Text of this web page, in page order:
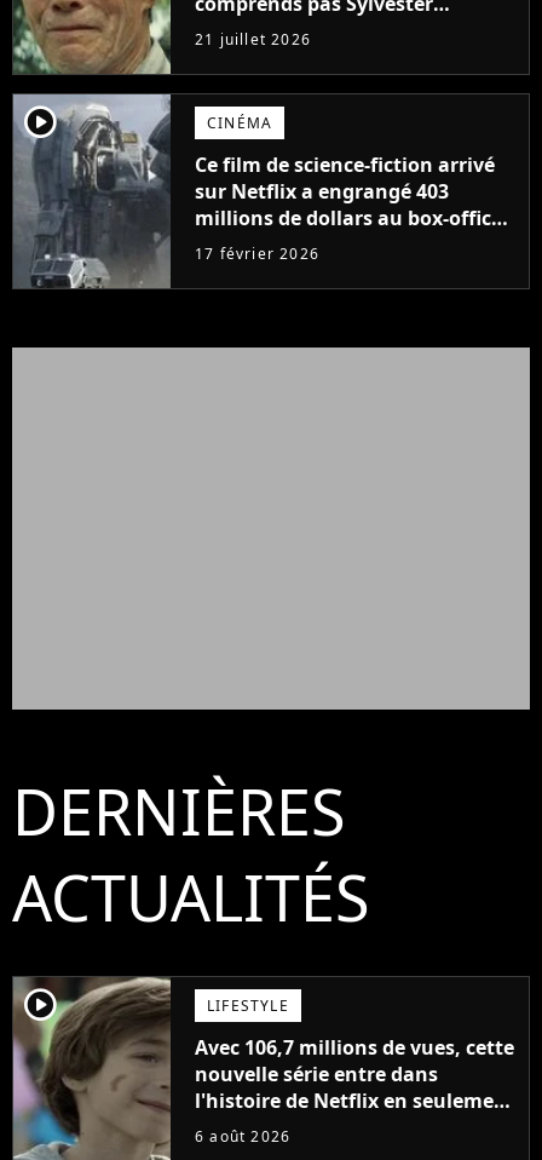
Stallone. J'ai l'impression qu'il ne
fait ça que pour l'argent"
21 juillet 2026
player2 CINÉMA
Ce film de science-fiction arrivé
sur Netflix a engrangé 403
millions de dollars au box-office
et fait revivre l'une des sagas les
temps
17 février 2026
DERNIÈRES
ACTUALITÉS
player2 LIFESTYLE
Avec 106,7 millions de vues, cette
nouvelle série entre dans
l'histoire de Netflix en seulement
48 jours
6 août 2026